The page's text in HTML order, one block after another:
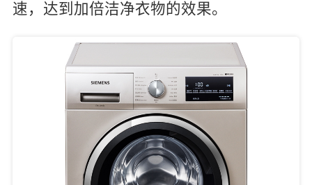
速，达到加倍洁净衣物的效果。